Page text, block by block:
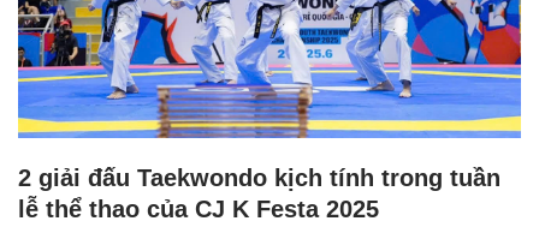
2 giải đấu Taekwondo kịch tính trong tuần
lễ thể thao của CJ K Festa 2025